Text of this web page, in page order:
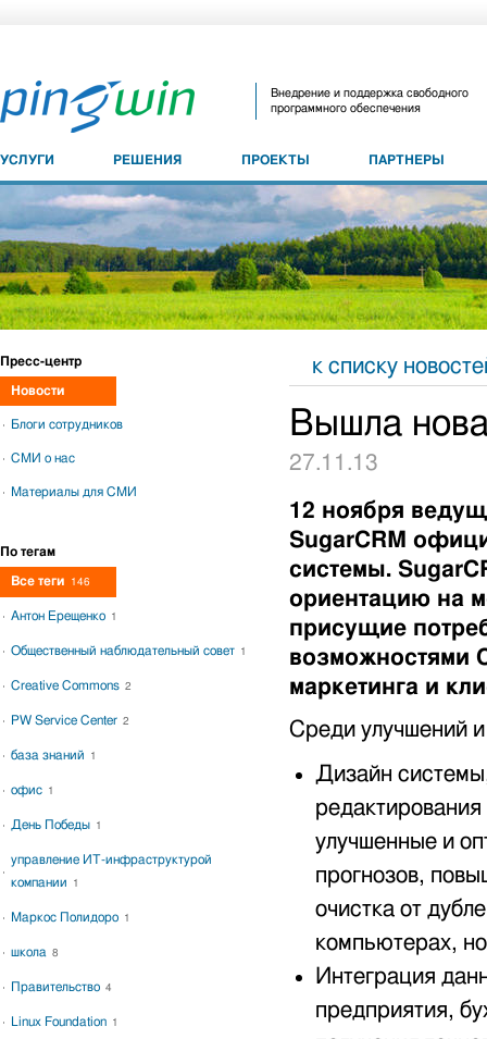
Внедрение и поддержка свободного
программного обеспечения
УСЛУГИ РЕШЕНИЯ ПРОЕКТЫ ПАРТНЕРЫ
к списку
Вышла
27.11.13
12 ноября
SugarCRM
системы.
ориентацию на
присущие
возможностями
маркетинга и
Среди улучшений
Дизайн
улучшенные и
прогнозов,
очистка от
компьютерах,
Интеграция
предприятия,
Пресс-центр
Новости
Блоги сотрудников
СМИ о нас
Материалы для СМИ
По тегам
Все теги 146
Антон Ерещенко 1
Общественный наблюдательный совет 1
Creative Commons 2
PW Service Center 2
база знаний 1
офис 1
День Победы 1
управление ИТ-инфраструктурой
компании
1
Маркос Полидоро 1
школа 8
Правительство 4
Linux Foundation 1